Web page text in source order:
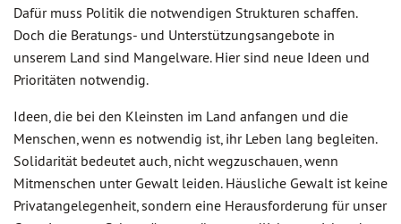
Dafür muss Politik die notwendigen Strukturen schaffen.
Doch die Beratungs- und Unterstützungsangebote in
unserem Land sind Mangelware. Hier sind neue Ideen und
Prioritäten notwendig.
Ideen, die bei den Kleinsten im Land anfangen und die
Menschen, wenn es notwendig ist, ihr Leben lang begleiten.
Solidarität bedeutet auch, nicht wegzuschauen, wenn
Mitmenschen unter Gewalt leiden. Häusliche Gewalt ist keine
Privatangelegenheit, sondern eine Herausforderung für unser